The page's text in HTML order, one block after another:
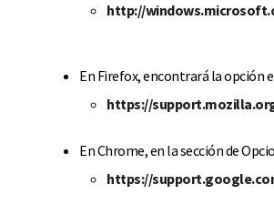
http://
En Firefox, encontrará la opción
https://
En Chrome, en la sección de
https://